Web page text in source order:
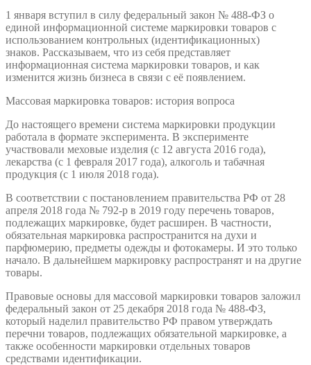
1 января вступил в силу федеральный закон № 488-ФЗ о
единой информационной системе маркировки товаров с
использованием контрольных (идентификационных)
знаков. Рассказываем, что из себя представляет
информационная система маркировки товаров, и как
изменится жизнь бизнеса в связи с её появлением.
Массовая маркировка товаров: история вопроса
До настоящего времени система маркировки продукции
работала в формате эксперимента. В эксперименте
участвовали меховые изделия (с 12 августа 2016 года),
лекарства (с 1 февраля 2017 года), алкоголь и табачная
продукция (с 1 июля 2018 года).
В соответствии с постановлением правительства РФ от 28
апреля 2018 года № 792-р в 2019 году перечень товаров,
подлежащих маркировке, будет расширен. В частности,
обязательная маркировка распространится на духи и
парфюмерию, предметы одежды и фотокамеры. И это только
начало. В дальнейшем маркировку распространят и на другие
товары.
Правовые основы для массовой маркировки товаров заложил
федеральный закон от 25 декабря 2018 года № 488-ФЗ,
который наделил правительство РФ правом утверждать
перечни товаров, подлежащих обязательной маркировке, а
также особенности маркировки отдельных товаров
средствами идентификации.